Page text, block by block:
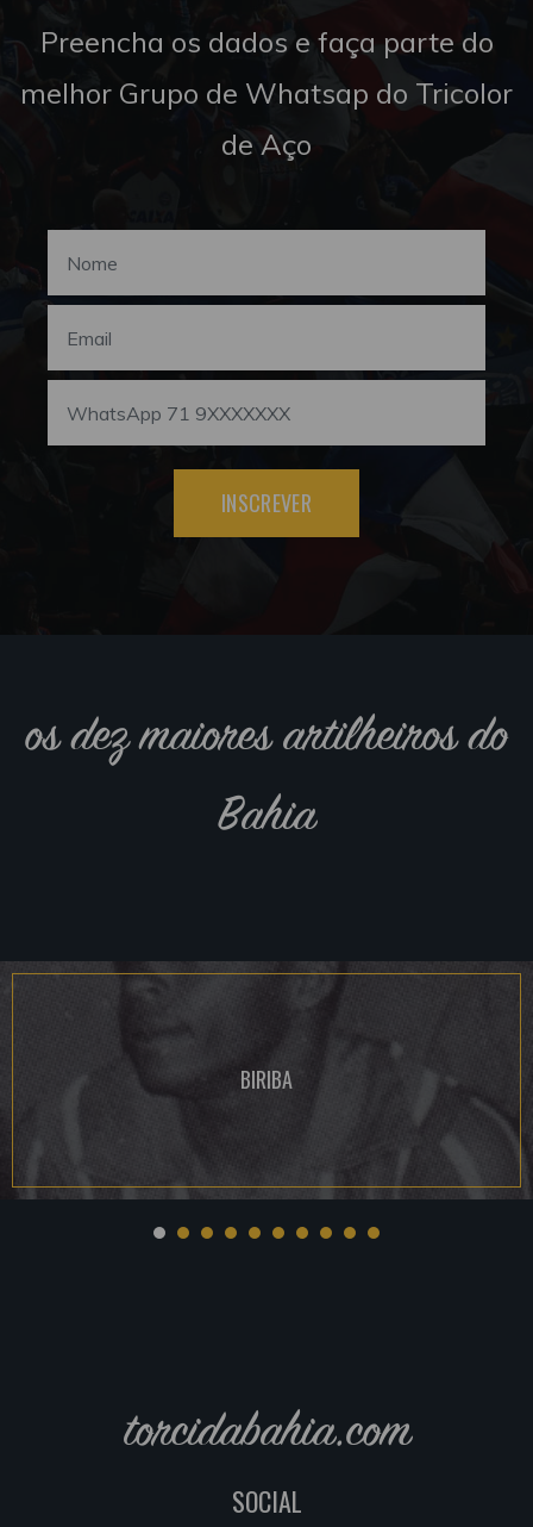
Preencha os dados e faça parte do
melhor Grupo de Whatsap do Tricolor
de Aço
INSCREVER
os dez maiores artilheiros do
Bahia
BIRIBA
torcidabahia.com
SOCIAL